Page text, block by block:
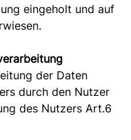
eingeholt und auf
der Daten
durch den Nutzer
des Nutzers Art.6